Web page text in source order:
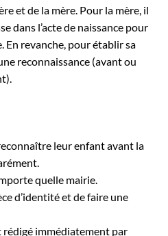
et de la mère. Pour la mère, il
dans l’acte de naissance pour
revanche, pour établir sa
reconnaissance (avant ou
leur enfant avant la
quelle mairie.
d’identité et de faire une
rédigé immédiatement par